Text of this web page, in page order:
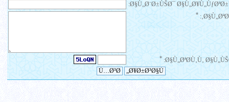
Ø§Ù„Ø¨Ø±ÙŠØ¯
*
Ø§Ù„ØªØ­Ù‚Ù‚
*